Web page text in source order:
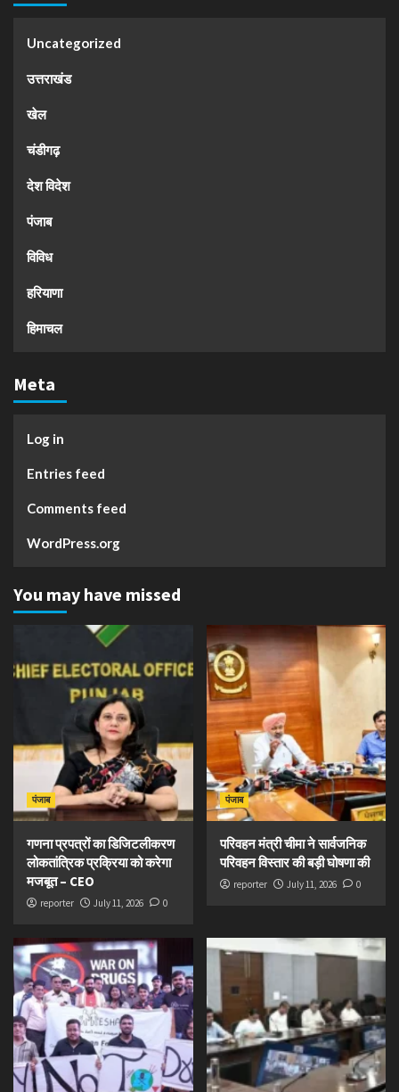
Uncategorized
उत्तराखंड
खेल
चंडीगढ़
देश विदेश
पंजाब
विविध
हरियाणा
हिमाचल
Meta
Log in
Entries feed
Comments feed
WordPress.org
You may have missed
पंजाब
गणना प्रपत्रों का डिजिटलीकरण
लोकतांत्रिक प्रक्रिया को करेगा
मजबूत – CEO
reporter July 11, 2026 0
पंजाब
परिवहन मंत्री चीमा ने सार्वजनिक
परिवहन विस्तार की बड़ी घोषणा की
reporter July 11, 2026 0